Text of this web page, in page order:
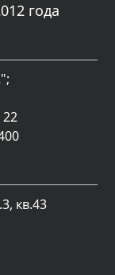
года
22
кв.43